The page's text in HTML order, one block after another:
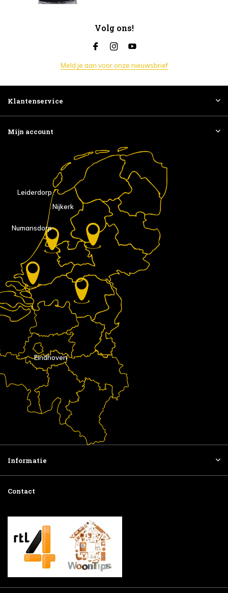
Volg ons!
Meld je aan voor onze nieuwsbrief
Klantenservice
Mijn account
Eindhoven
Nijkerk
Numansdorp
Leiderdorp
Informatie
Contact